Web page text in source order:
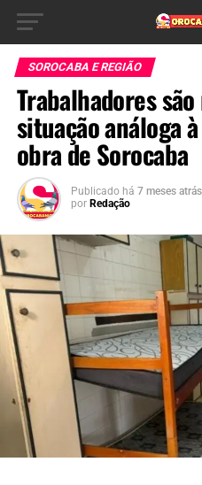
SOROCABA E REGIÃO
Trabalhadores
situação análoga
obra de Sorocaba
Publicado há 7 meses atrás
por Redação